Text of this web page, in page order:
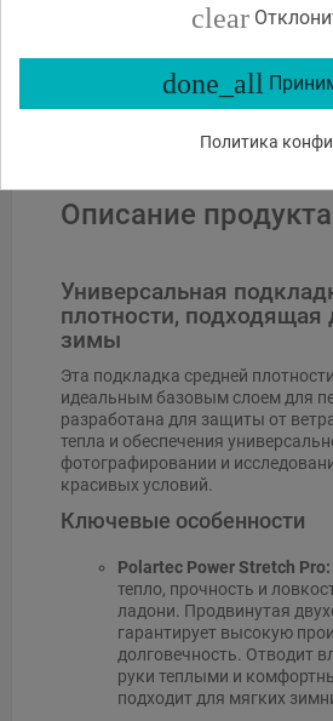
clear
done_all
Политика
Есть в наличии?
Описание продукта
Универсальная
плотности, подходящая
зимы
Эта подкладка средней
идеальным базовым слоем для
разработана для защиты от
тепла и обеспечения
фотографировании и
красивых условий.
Ключевые особенности
Polartec Power Stretch Pro:
тепло, прочность и
ладони. Продвинутая
гарантирует высокую
долговечность. Отводит
руки теплыми и
подходит для мягких